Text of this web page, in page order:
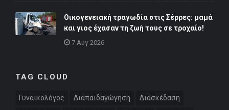
Οικογενειακή τραγωδία στις Σέρρες: μαμά
και γιος έχασαν τη ζωή τους σε τροχαίο!
7 Αυγ 2026
TAG CLOUD
Γυναικολόγος Διαπαιδαγώγηση Διασκέδαση